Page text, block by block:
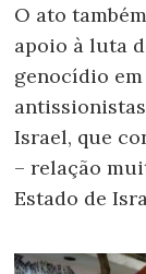
O ato
apoio à luta
genocídio
Israel, que
– relação
Estado de